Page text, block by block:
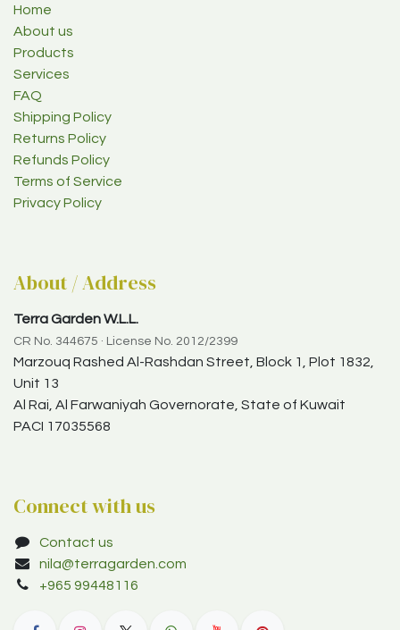
Home
About us
Products
Services
FAQ
Shipping Policy
Returns Policy
Refunds Policy
Terms of Service
Privacy Policy
About / Address
Terra Garden W.L.L.
CR No. 344675 · License No. 2012/2399
Marzouq Rashed Al-Rashdan Street, Block 1, Plot 1832,
Unit 13
Al Rai, Al Farwaniyah Governorate, State of Kuwait
PACI 17035568
Connect with us
Contact us
nila@terragarden.com
+965 99448116